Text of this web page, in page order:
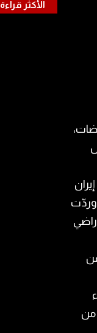
وردّت
من
الأكثر قراءة